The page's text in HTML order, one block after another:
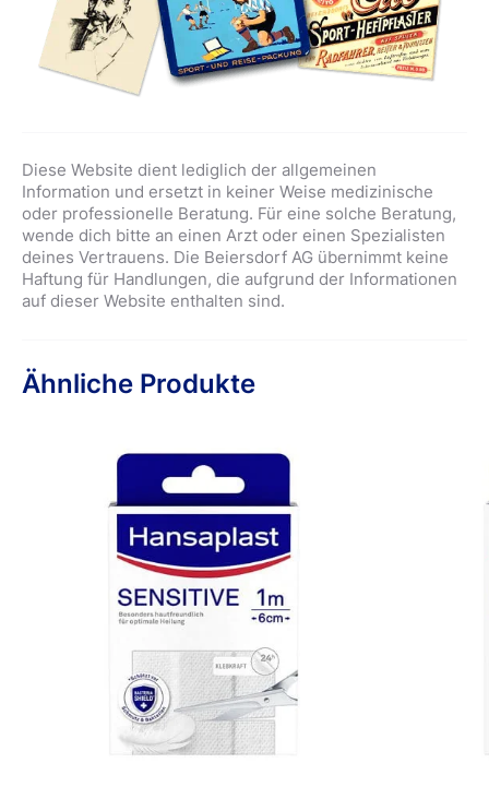
Diese Website dient lediglich der allgemeinen
Information und ersetzt in keiner Weise medizinische
oder professionelle Beratung. Für eine solche Beratung,
wende dich bitte an einen Arzt oder einen Spezialisten
deines Vertrauens. Die Beiersdorf AG übernimmt keine
Haftung für Handlungen, die aufgrund der Informationen
auf dieser Website enthalten sind.
Ähnliche Produkte